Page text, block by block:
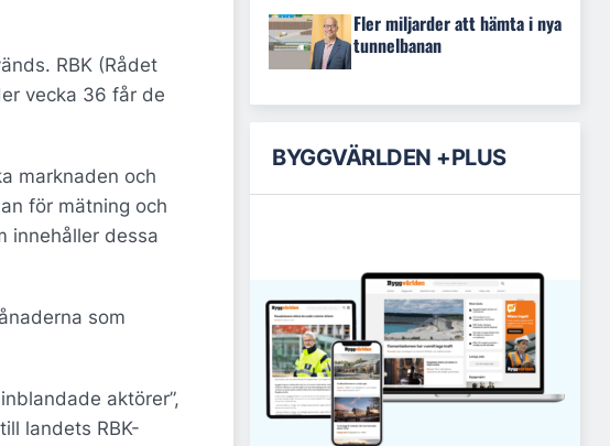
RBK (Rådet
vecka 36 får de
marknaden och
för mätning och
innehåller dessa
som
aktörer”,
landets RBK-
Fler miljarder att hämta i nya
tunnelbanan
BYGGVÄRLDEN +PLUS